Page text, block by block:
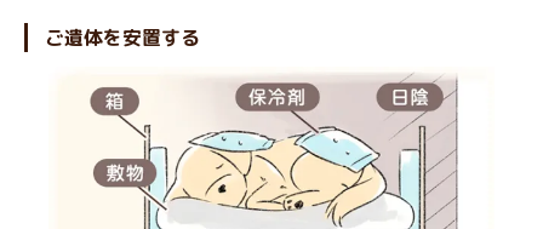
ご遺体を安置する